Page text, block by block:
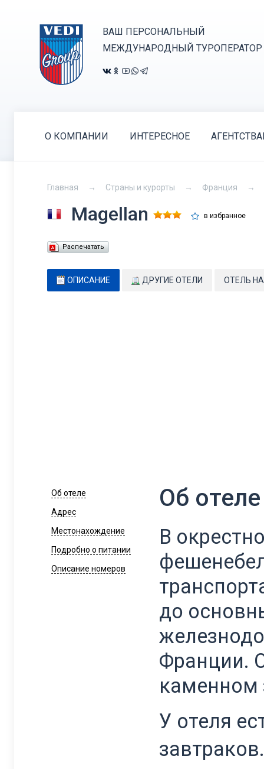
ВАШ ПЕРСОНАЛЬНЫЙ
МЕЖДУНАРОДНЫЙ ТУРОПЕРАТОР
О КОМПАНИИ ИНТЕРЕСНОЕ
Главная Страны и курорты Франция
Magellan в избранное
Распечатать
ОПИСАНИЕ ДРУГИЕ ОТЕЛИ ОТЕЛЬ
Об отеле
Адрес
Местонахождение
Подробно о питании
Описание номеров
Об отеле
В
до
Франции.
каменном
У отеля